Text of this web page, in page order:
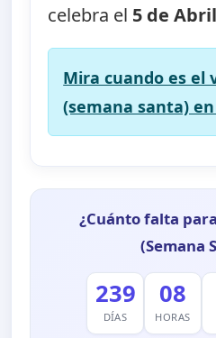
celebra el 5 de
Mira cuando es el
(semana santa) en
¿Cuánto falta
(Semana
239
DÍAS
08
HORAS